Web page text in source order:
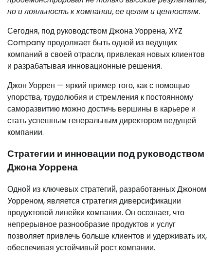
но и лояльность к компании, ее целям и ценностям.
Сегодня, под руководством Джона Уоррена, XYZ
Company продолжает быть одной из ведущих
компаний в своей отрасли, привлекая новых клиентов
и разрабатывая инновационные решения.
Джон Уоррен — яркий пример того, как с помощью
упорства, трудолюбия и стремления к постоянному
саморазвитию можно достичь вершины в карьере и
стать успешным генеральным директором ведущей
компании.
Стратегии и инновации под руководством
Джона Уоррена
Одной из ключевых стратегий, разработанных Джоном
Уорреном, является стратегия диверсификации
продуктовой линейки компании. Он осознает, что
непрерывное разнообразие продуктов и услуг
позволяет привлечь больше клиентов и удерживать их,
обеспечивая устойчивый рост компании.